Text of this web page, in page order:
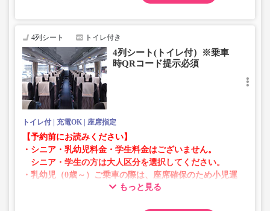
・AM1時～5時の間はシステムメンテナンスの為ご予約が
・在庫の状況はリアルタイムの表示ではございません。
※売り切れの場合でも残数が表示される場合がありま
す。
・販売日・便ごとに随時価格が変動いたします。購入時に
販売価格をご確認の上でご予約をお願いいたします。
・一部取り扱いのない停留所がある場合がございます。
4列シート トイレ付き
4列シート(トイレ付）※乗車
時QRコード提示必須
トイレ付 充電OK 座席指定
【予約前にお読みください】
・シニア・乳幼児料金・学生料金はございません。
シニア・学生の方は大人区分を選択してください。
・乳幼児（0歳～）ご乗車の際は、座席確保のため小児運
賃での乗車券が必要です。もっと見る